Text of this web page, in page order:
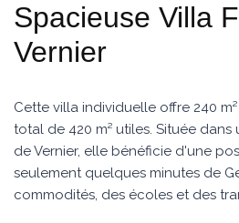
Spacieuse Villa
Vernier
Cette villa individuelle offre 240
total de 420 m² utiles. Située
de Vernier, elle bénéficie d'une
seulement quelques minutes de
commodités, des écoles et des